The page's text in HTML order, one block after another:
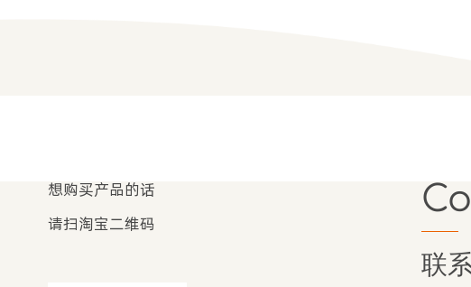
想购买产品的话
请扫淘宝二维码
联